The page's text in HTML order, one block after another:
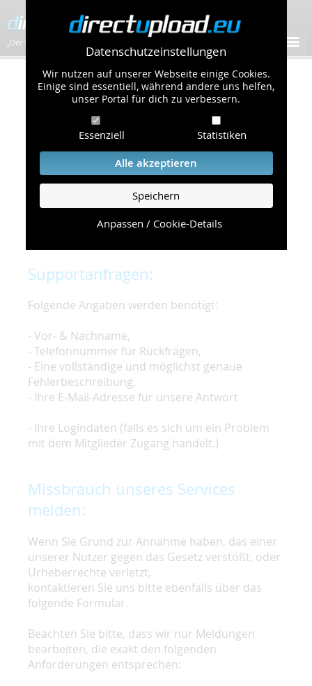
Datenschutzeinstellungen
Wir nutzen auf unserer Webseite einige Cookies.
Einige sind essentiell, während andere uns helfen,
unser Portal für dich zu verbessern.
Essenziell Statistiken
Alle akzeptieren
Speichern
Anpassen / Cookie-Details
„Der schnellste Bilder-Hoster im Web!”
Kontakt & Support
Um eine schnelle und unkomplizierte
Bearbeitung Ihres Problems zu gewährleisten,
bitten wir Sie,
folgende Punkte zu beachten und einzuhalten.
Die schnellste Hilfe finden Sie auf unserer
Seite, die die häufig gestellten Fragen
Supportanfragen:
Folgende Angaben werden benötigt:
- Vor- & Nachname,
- Telefonnummer für Rückfragen,
- Eine vollständige und möglichst genaue
Fehlerbeschreibung,
- Ihre E-Mail-Adresse für unsere Antwort
- Ihre Logindaten (falls es sich um ein Problem
mit dem Mitglieder Zugang handelt.)
Missbrauch unseres Services
melden:
Wenn Sie Grund zur Annahme haben, das einer
unserer Nutzer gegen das Gesetz verstößt, oder
Urheberrechte verletzt,
kontaktieren Sie uns bitte ebenfalls über das
folgende Formular.
Beachten Sie bitte, dass wir nur Meldungen
bearbeiten, die exakt den folgenden
Anforderungen entsprechen: